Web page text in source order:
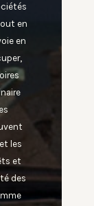
en
en
les
et
des